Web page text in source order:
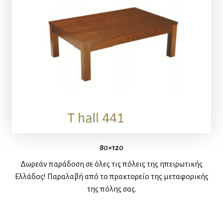
80×120
Δωρεάν παράδοση σε όλες τις πόλεις της ηπειρωτικής
Ελλάδος! Παραλαβή από το πρακτορείο της μεταφορικής
της πόλης σας.